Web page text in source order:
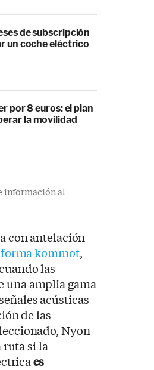
de subscripción
un coche eléctrico
por 8 euros: el plan
la movilidad
información al
con antelación
kommot,
las
una amplia gama
acústicas
de las
Nyon
si la
es